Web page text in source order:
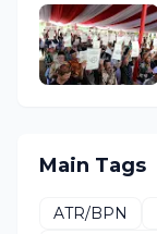
Main Tags
ATR/BPN